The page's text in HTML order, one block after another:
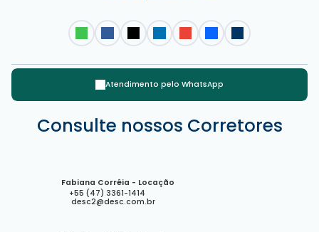
Catarina, Brasil
Atendimento pelo WhatsApp
Consulte nossos Corretores
Fabiana Corrêia - Locação
+55 (47) 3361-1414
desc2@desc.com.br